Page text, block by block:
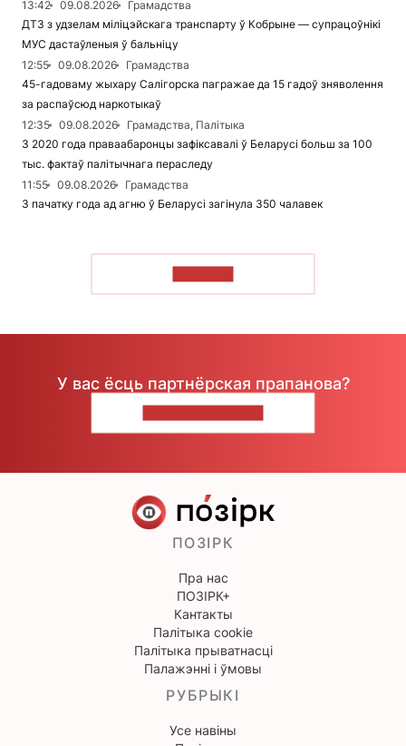
13:42
09.08.2026
Грамадства
ДТЗ з удзелам міліцэйскага транспарту ў Кобрыне — супрацоўнікі
МУС дастаўленыя ў бальніцу
12:55
09.08.2026
Грамадства
45-гадоваму жыхару Салігорска пагражае да 15 гадоў зняволення
за распаўсюд наркотыкаў
12:35
09.08.2026
Грамадства, Палітыка
З 2020 года праваабаронцы зафіксавалі ў Беларусі больш за 100
тыс. фактаў палітычнага пераследу
11:55
09.08.2026
Грамадства
З пачатку года ад агню ў Беларусі загінула 350 чалавек
У вас ёсць партнёрская прапанова?
ПОЗІРК
Пра нас
ПОЗІРК+
Кантакты
Палітыка cookie
Палітыка прыватнасці
Палажэнні і ўмовы
РУБРЫКІ
Усе навіны